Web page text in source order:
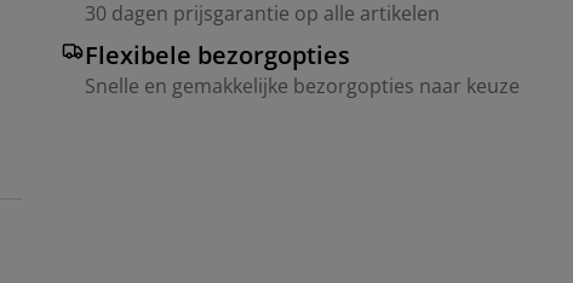
30 dagen prijsgarantie op alle artikelen
Flexibele bezorgopties
Snelle en gemakkelijke bezorgopties naar keuze